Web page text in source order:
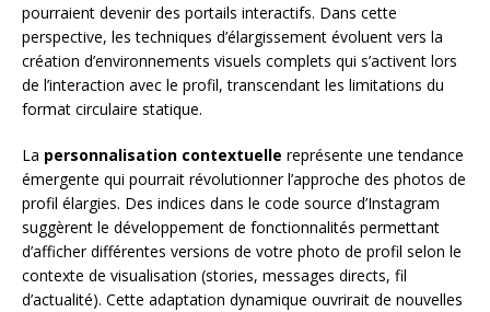
pourraient devenir des portails interactifs. Dans cette
perspective, les techniques d’élargissement évoluent vers la
création d’environnements visuels complets qui s’activent lors
de l’interaction avec le profil, transcendant les limitations du
format circulaire statique.
La personnalisation contextuelle représente une tendance
émergente qui pourrait révolutionner l’approche des photos de
profil élargies. Des indices dans le code source d’Instagram
suggèrent le développement de fonctionnalités permettant
d’afficher différentes versions de votre photo de profil selon le
contexte de visualisation (stories, messages directs, fil
d’actualité). Cette adaptation dynamique ouvrirait de nouvelles